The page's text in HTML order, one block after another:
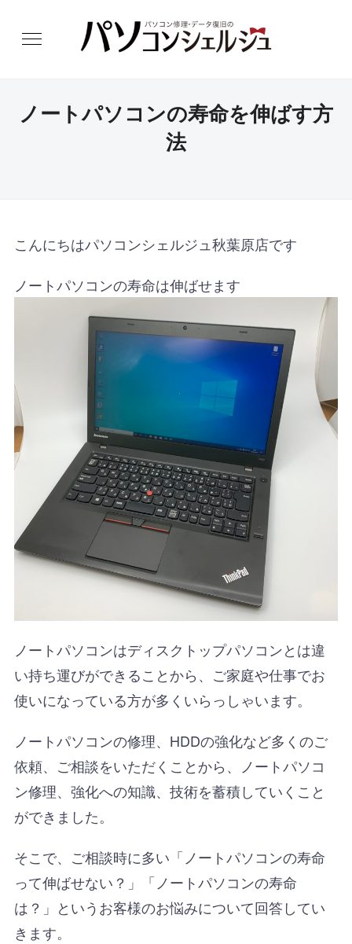
ノートパソコンの寿命を伸ばす方
法
こんにちはパソコンシェルジュ秋葉原店です
ノートパソコンの寿命は伸ばせます
ノートパソコンはディスクトップパソコンとは違
い持ち運びができることから、ご家庭や仕事でお
使いになっている方が多くいらっしゃいます。
ノートパソコンの修理、HDDの強化など多くのご
依頼、ご相談をいただくことから、ノートパソコ
ン修理、強化への知識、技術を蓄積していくこと
ができました。
そこで、ご相談時に多い 「ノートパソコンの寿命
って伸ばせない？」「ノートパソコンの寿命
は？」というお客様のお悩みについて回答してい
きます。